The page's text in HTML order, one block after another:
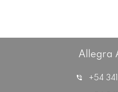
Allegra
+54